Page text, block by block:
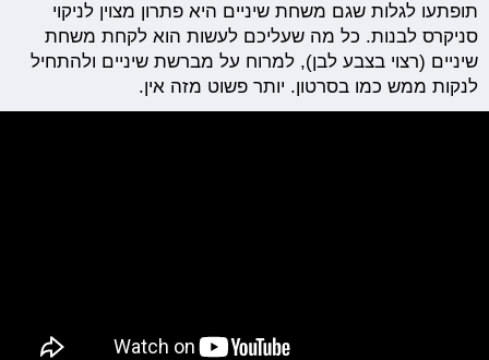
תופתעו לגלות שגם משחת שיניים היא פתרון מצוין לניקוי
סניקרס לבנות. כל מה שעליכם לעשות הוא לקחת משחת
שיניים (רצוי בצבע לבן), למרוח על מברשת שיניים ולהתחיל
לנקות ממש כמו בסרטון. יותר פשוט מזה אין.